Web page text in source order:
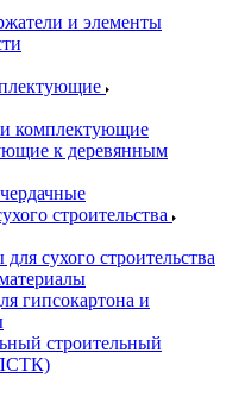
и элементы
комплектующие
к деревянным
строительства
сухого строительства
гипсокартона и
строительный